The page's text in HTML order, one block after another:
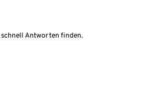
Antworten finden.